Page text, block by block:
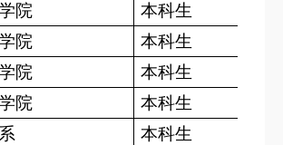
院
本科生
院
本科生
院
本科生
院
本科生
本科生